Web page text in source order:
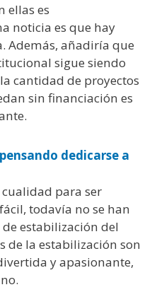
ellas es
noticia es que hay
Además, añadiría que
sigue siendo
cantidad de proyectos
sin financiación es
dedicarse a
para ser
todavía no se han
estabilización del
de la estabilización son
y apasionante,